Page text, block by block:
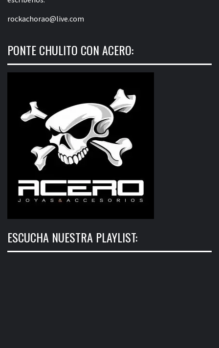
rockachorao@live.com
PONTE CHULITO CON ACERO:
ESCUCHA NUESTRA PLAYLIST: